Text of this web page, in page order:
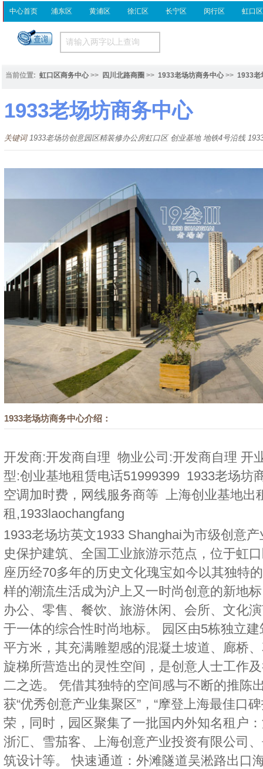
中心首页 浦东区 黄浦区 徐汇区 长宁区 闵行区 虹口区
当前位置: 虹口区商务中心 >> 四川北路商圈 >> 1933老场坊商务中心 >> 1933老
1933老场坊商务中心
关键词 1933老场坊创意园区精装修办公房虹口区 创业基地 地铁4号沿线
1933老场坊商务中心介绍：
开发商:开发商自理 物业公司:开发商自理 开
型:创业基地租赁电话51999399 1933老场坊
空调加时费，网线服务商等 上海创业基地出
租,1933laochangfang
1933老场坊英文1933 Shanghai为市级创意
史保护建筑、全国工业旅游示范点，位于虹
座历经70多年的历史文化瑰宝如今以其独特
样的潮流生活成为沪上又一时尚创意的新地
办公、零售、餐饮、旅游休闲、会所、文化
于一体的综合性时尚地标。 园区由5栋独立
平方米，其充满雕塑感的混凝土坡道、廊桥
旋梯所营造出的灵性空间，是创意人士工作
二之选。 凭借其独特的空间感与不断的推陈
获“优秀创意产业集聚区”，“摩登上海最佳口
荣，同时，园区聚集了一批国内外知名租户
浙汇、雪茄客、上海创意产业投资有限公司
筑设计等。 快速通道：外滩隧道吴淞路出口